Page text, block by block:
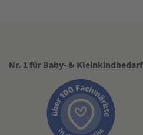
Nr. 1 für Baby- & Kleinkindbedarf